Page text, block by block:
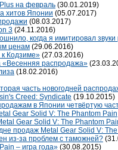
на февраль (30.01.2019)
хитов Японии (05.07.2017)
(08.03.2017)
3 (24.11.2016)
когда я имитировал звуки
ценам (29.06.2016)
Кодзиме» (27.03.2016)
«Весенняя распродажа»
(18.02.2016)
часть новогодней
Creed: Syndicate (19.10.2015)
в Японии четвёртую
Gear Solid V: The Phantom Pain
Gear Solid V: The Phantom
продаж Metal Gear Solid V:
из-за проблем с таможней?
– игра года» (30.08.2015)